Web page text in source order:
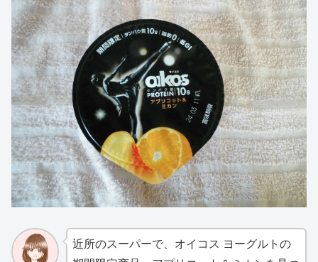
近所のスーパーで、オイコス ヨーグルトの